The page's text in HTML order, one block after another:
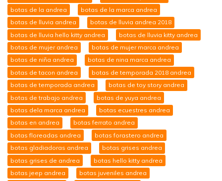
botas de la andrea
botas de la marca andrea
botas de lluvia andrea
botas de lluvia andrea 2018
botas de lluvia hello kitty andrea
botas de lluvia kitty andrea
botas de mujer andrea
botas de mujer marca andrea
botas de niña andrea
botas de nina marca andrea
botas de tacon andrea
botas de temporada 2018 andrea
botas de temporada andrea
botas de toy story andrea
botas de trabajo andrea
botas de yuya andrea
botas dela marca andrea
botas ecuestres andrea
botas en andrea
botas ferrato andrea
botas floreadas andrea
botas forastero andrea
botas gladiadoras andrea
botas grises andrea
botas grises de andrea
botas hello kitty andrea
botas jeep andrea
botas juveniles andrea